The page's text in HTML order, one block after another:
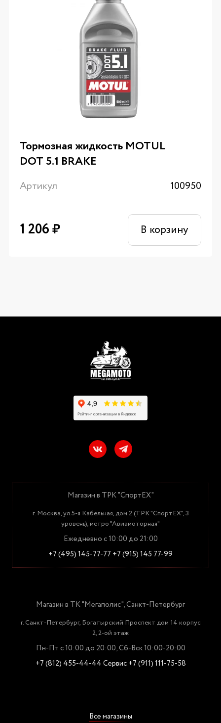
Тормозная жидкость MOTUL
DOT 5.1 BRAKE
Артикул 100950
1 206₽ В корзину
Магазин в ТРК "СпортЕХ"
г. Москва, ул.5-я Кабельная, дом 2 (ТРК "СпортЕХ", 3
уровень), метро "Авиамоторная"
Ежедневно с 10:00 до 21:00
+7 (495) 145-77-77 +7 (915) 145 77-99
Магазин в ТК "Мегаполис", Санкт-Петербург
г. Санкт-Петербург, Богатырский Проспект дом 14 корпус
2, 2-ой этаж
Пн-Пт с 10:00 до 20:00, Сб-Вск 10:00-20:00
+7 (812) 455-44-44Сервис +7 (911) 111-75-58
Все магазины